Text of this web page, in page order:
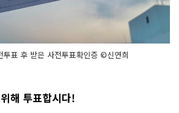
투표 후 받은 사전투표확인증 ©신연희
해 투표합시다!